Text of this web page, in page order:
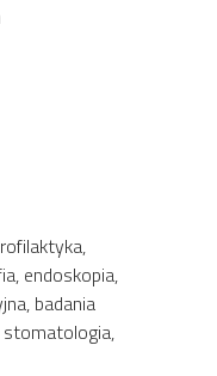
endoskopia,
badania
stomatologia,